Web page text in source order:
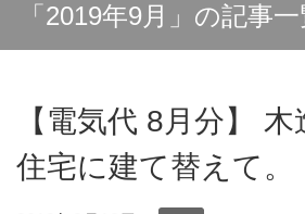
「2019年9月」の記事
【電気代 8月分】
住宅に建て替えて。